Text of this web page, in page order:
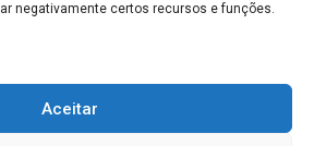
negativamente certos recursos e funções.
Aceitar
0
Casa de Repouso Chalet
Rosmaninho